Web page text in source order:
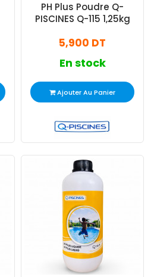
PH Plus Poudre Q-
PISCINES Q-115 1,25kg
5,900 DT
En stock
Ajouter Au Panier